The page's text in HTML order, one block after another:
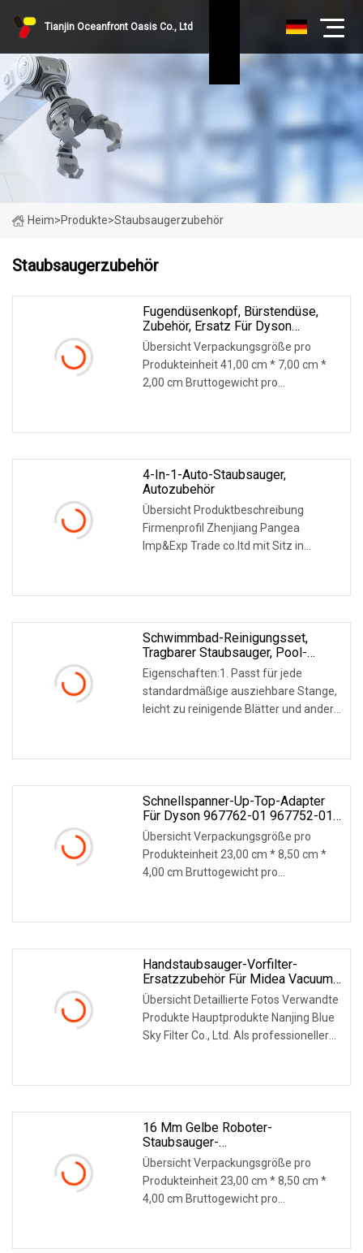
Tianjin Oceanfront Oasis Co., Ltd
Heim>Produkte>Staubsaugerzubehör
Staubsaugerzubehör
Fugendüsenkopf, Bürstendüse,
Zubehör, Ersatz Für Dyson
V11/V10/V8/V7/Sv10/Sv11 Akku-
Staubsauger-Teile
Übersicht Verpackungsgröße pro
Produkteinheit 41,00 cm * 7,00 cm *
2,00 cm Bruttogewicht pro
4-In-1-Auto-Staubsauger,
Autozubehör
Übersicht Produktbeschreibung
Firmenprofil Zhenjiang Pangea
Imp&Exp Trade co.ltd mit Sitz in
Schwimmbad-Reinigungsset,
Tragbarer Staubsauger, Pool-
Reinigungszubehör Mit Zauberstab
Eigenschaften:1. Passt für jede
standardmäßige ausziehbare Stange,
leicht zu reinigende Blätter und andere
Schnellspanner-Up-Top-Adapter
Für Dyson 967762-01 967752-01
Up-Adapter Für Dyson V7 V8 V10
V11 V15 Staubsauger-Zubehör
Übersicht Verpackungsgröße pro
Produkteinheit 23,00 cm * 8,50 cm *
4,00 cm Bruttogewicht pro
Handstaubsauger-Vorfilter-
Ersatzzubehör Für Midea Vacuum
Stick Mvc-Sc861 Sc861
Übersicht Detaillierte Fotos Verwandte
Produkte Hauptprodukte Nanjing Blue
Sky Filter Co., Ltd. Als professioneller
16 Mm Gelbe Roboter-
Staubsauger-
Schwellenrampenmatte Für Xiaomi
Irobot Ecovacs Roborock Roboter-
Staubsauger-Zubehör
Übersicht Verpackungsgröße pro
Produkteinheit 23,00 cm * 8,50 cm *
4,00 cm Bruttogewicht pro